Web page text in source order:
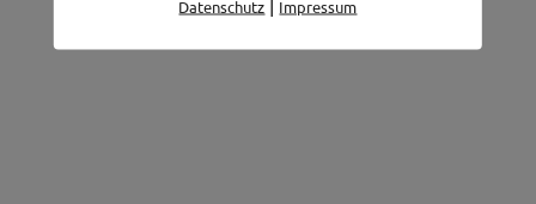
Datenschutz Impressum